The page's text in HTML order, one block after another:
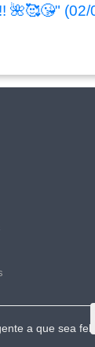
🌺🥰😘" (02/
a que sea